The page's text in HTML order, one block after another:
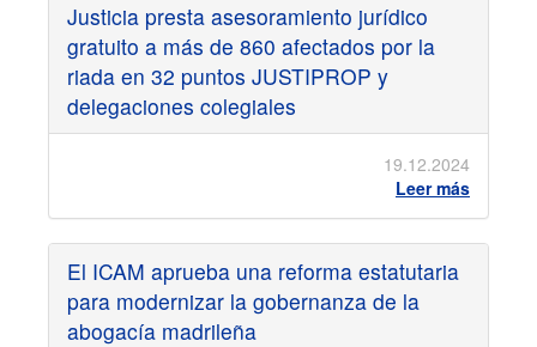
Justicia presta asesoramiento jurídico
gratuito a más de 860 afectados por la
riada en 32 puntos JUSTIPROP y
delegaciones colegiales
19.12.2024
Leer más
El ICAM aprueba una reforma estatutaria
para modernizar la gobernanza de la
abogacía madrileña